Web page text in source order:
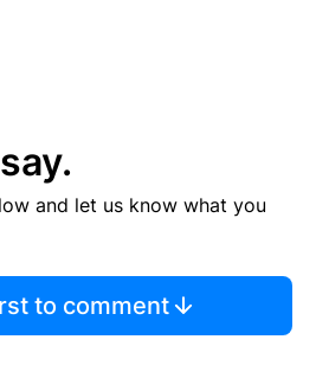
and let us know what you
to comment